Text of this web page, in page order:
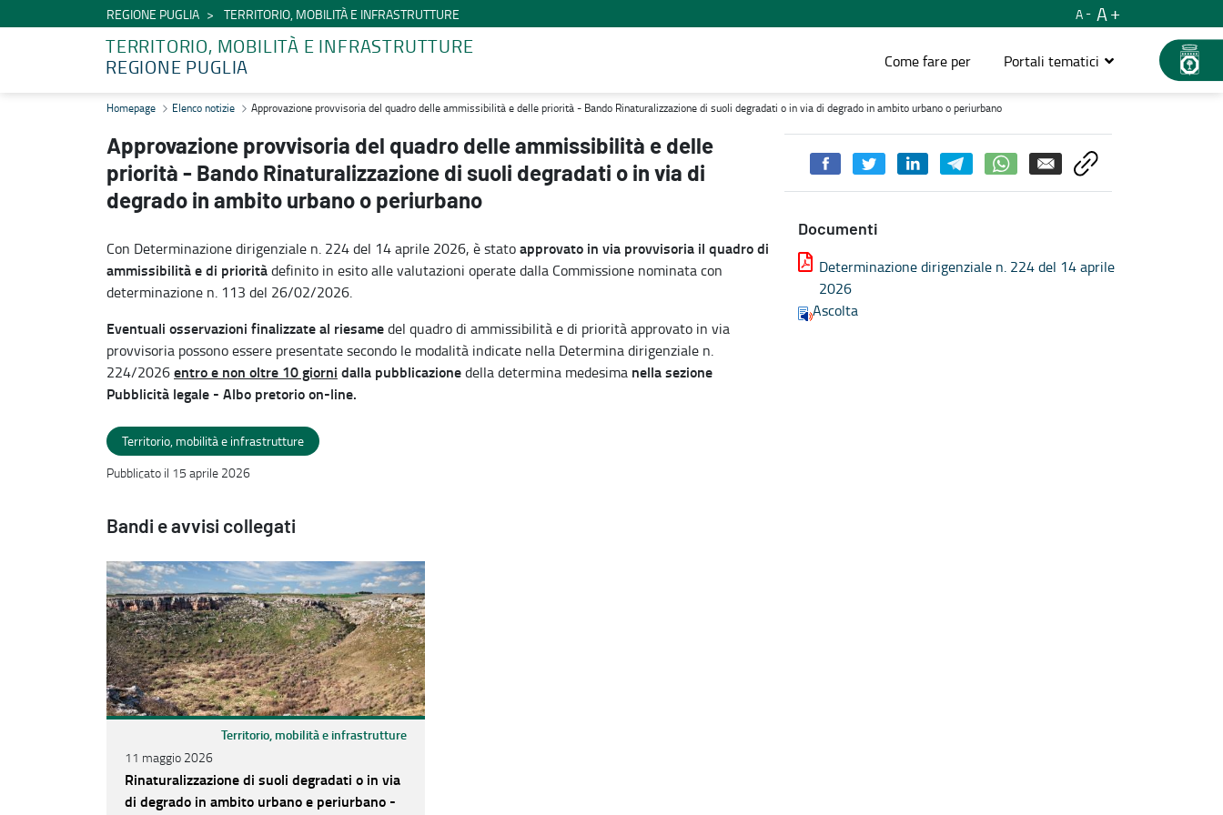
REGIONE PUGLIA TERRITORIO, MOBILITÀ E INFRASTRUTTURE A
A
TERRITORIO, MOBILITÀ E INFRASTRUTTURE
REGIONE PUGLIA
Come fare per Portali tematici
Approvazione provvisoria del quadro delle ammissibilità e delle priorità - Bando Rinaturalizzazione di suoli degradati o in via di degrado in ambito urbano o periurbano - Territorio, mobilità e
Homepage Elenco notizie Approvazione provvisoria del quadro delle ammissibilità e delle priorità - Bando Rinaturalizzazione di suoli degradati o in via di degrado in ambito urbano o periurbano
Approvazione provvisoria del quadro delle ammissibilità e delle
priorità - Bando Rinaturalizzazione di suoli degradati o in via di
degrado in ambito urbano o periurbano
Con Determinazione dirigenziale n. 224 del 14 aprile 2026, è statoapprovato in via provvisoria il quadro di
ammissibilità e di prioritàdefinito in esito alle valutazioni operate dalla Commissione nominata con
determinazione n. 113 del 26/02/2026.
Eventuali osservazioni finalizzate al riesamedel quadro di ammissibilità e di priorità approvato in via
provvisoria possono essere presentate secondo le modalità indicate nella Determina dirigenziale n.
224/2026entro e non oltre 10 giorni dalla pubblicazionedella determina medesima nella sezione
Pubblicità legale - Albo pretorio on-line.
Documenti
Determinazione dirigenziale n. 224 del 14 aprile
2026
Ascolta
Territorio, mobilità e infrastrutture
Pubblicato il 15 aprile 2026
Bandi e avvisi collegati
Territorio, mobilità e infrastrutture
11 maggio 2026
Rinaturalizzazione di suoli degradati o in via
di degrado in ambito urbano e periurbano -